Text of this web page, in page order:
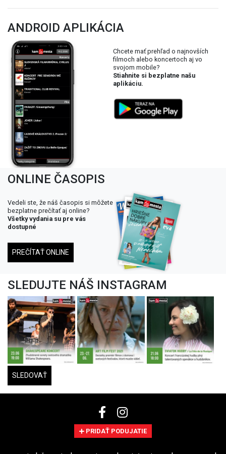
ANDROID APLIKÁCIA
Chcete mať prehľad o najnovších
filmoch alebo koncertoch aj vo
svojom mobile?
Stiahnite si bezplatne našu
aplikáciu.
ONLINE ČASOPIS
Vedeli ste, že náš časopis si môžete
bezplatne prečítať aj online?
Všetky vydania su pre vás
dostupné
PREČÍTAŤ ONLINE
SLEDUJTE NÁŠ INSTAGRAM
SLEDOVAŤ
PRIDAŤ PODUJATIE